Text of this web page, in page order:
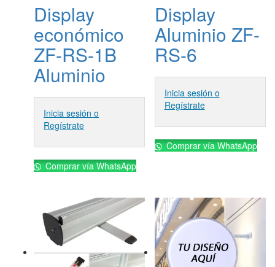
Display
económico
ZF-RS-1B
Aluminio
Inicia sesión o
Regístrate
Comprar vía WhatsApp
Display
Aluminio ZF-
RS-6
Inicia sesión o
Regístrate
Comprar vía WhatsApp